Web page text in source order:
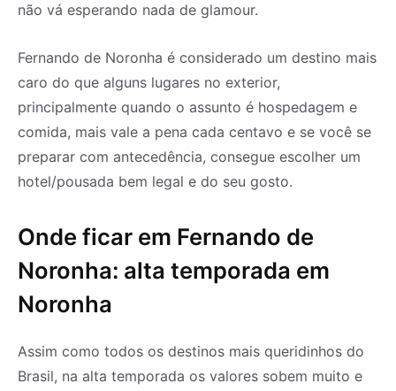
não vá esperando nada de glamour.
Fernando de Noronha é considerado um destino mais
caro do que alguns lugares no exterior,
principalmente quando o assunto é hospedagem e
comida, mais vale a pena cada centavo e se você se
preparar com antecedência, consegue escolher um
hotel/pousada bem legal e do seu gosto.
Onde ficar em Fernando de
Noronha: alta temporada em
Noronha
Assim como todos os destinos mais queridinhos do
Brasil, na alta temporada os valores sobem muito e